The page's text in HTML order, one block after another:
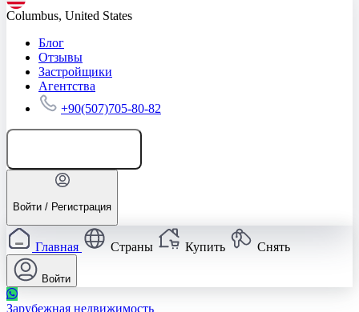
Columbus, United States
Блог
Отзывы
Застройщики
Агентства
+90(507)705-80-82
Войти / Регистрация
Главная Страны Купить Снять
Войти
Зарубежная недвижимость